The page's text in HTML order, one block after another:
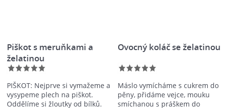
Piškot s meruňkami a
želatinou
PIŠKOT: Nejprve si vymažeme a
vysypeme plech na piškot.
Oddělíme si žloutky od bílků.
Ovocný koláč se želatinou
Máslo vymícháme s cukrem do
pěny, přidáme vejce, mouku
smíchanou s práškem do